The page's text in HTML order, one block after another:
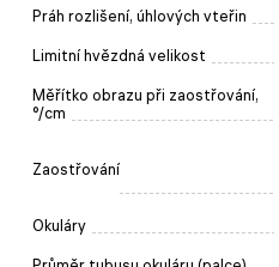
Práh rozlišení, úhlových vteřin
Limitní hvězdná velikost
Měřítko obrazu při zaostřování,
°/cm
Zaostřování
Okuláry